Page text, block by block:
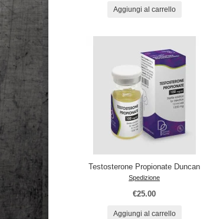
Aggiungi al carrello
Testosterone Propionate Duncan
Spedizione
€25.00
Aggiungi al carrello